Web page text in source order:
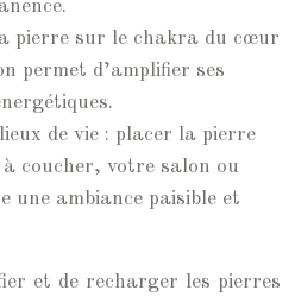
pierre sur le chakra du cœur
permet d’amplifier ses
de vie : placer la pierre
coucher, votre salon ou
une ambiance paisible et
et de recharger les pierres